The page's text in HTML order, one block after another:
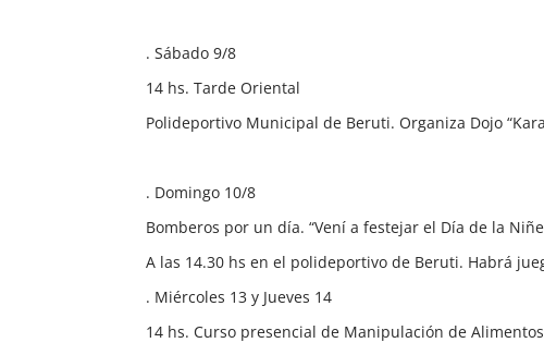
. Sábado 9/8
14 hs. Tarde Oriental
Polideportivo Municipal de Beruti. Organiza Dojo
. Domingo 10/8
Bomberos por un día. “Vení a festejar el Día de la
A las 14.30 hs en el polideportivo de Beruti. Habrá
. Miércoles 13 y Jueves 14
14 hs. Curso presencial de Manipulación de Alimentos